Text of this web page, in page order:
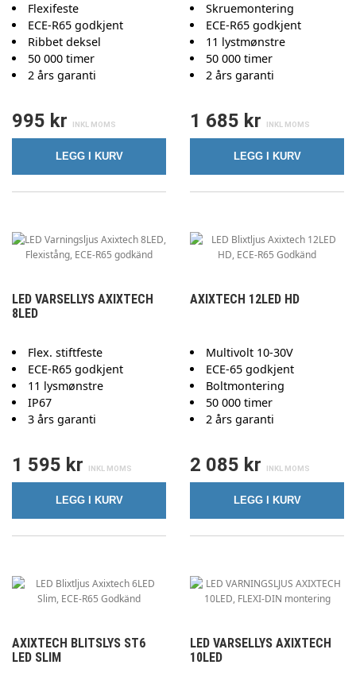
Flexifeste
ECE-R65 godkjent
Ribbet deksel
50 000 timer
2 års garanti
995 kr
LEGG I KURV
Skruemontering
ECE-R65 godkjent
11 lystmønstre
50 000 timer
2 års garanti
1 685 kr
LEGG I KURV
LED VARSELLYS AXIXTECH
8LED
Flex. stiftfeste
ECE-R65 godkjent
11 lysmønstre
IP67
3 års garanti
1 595 kr
LEGG I KURV
AXIXTECH 12LED HD
Multivolt 10-30V
ECE-65 godkjent
Boltmontering
50 000 timer
2 års garanti
2 085 kr
LEGG I KURV
AXIXTECH BLITSLYS ST6
LED SLIM
LED VARSELLYS AXIXTECH
10LED